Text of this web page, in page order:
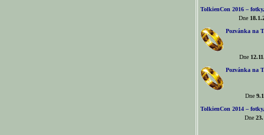
TolkienCon 2016 –
Dne
Pozvánka na
Dne
Pozvánka na
Dne
TolkienCon 2014 –
Dne